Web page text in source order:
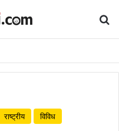
का स्कूल
राष्ट्रीय विविध